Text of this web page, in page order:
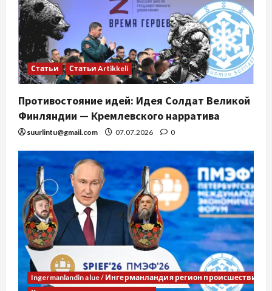
Статьи Статьи Artikkeli
Противостояние идей: Идея Солдат Великой
Финляндии — Кремлевского нарратива
suurlintu@gmail.com 07.07.2026 0
Ingermanlandin alue / Ингерманландия регион происшествия